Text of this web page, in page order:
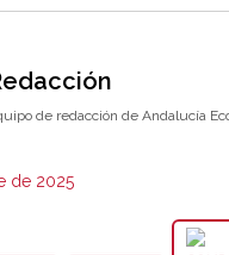
de redacción de Andalucía
de 2025